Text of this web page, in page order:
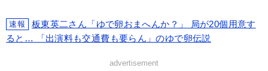
速報
板東英二さん「ゆで卵おまへんか？」 局が20個用意す
ると… 「出演料も交通費も要らん」のゆで卵伝説
advertisement